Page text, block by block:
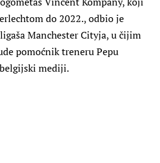
do 2022., odbio je
Manchester Cityja, u čijim
pomoćnik treneru Pepu
mediji.